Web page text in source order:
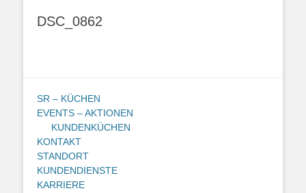
DSC_0862
SR – KÜCHEN
EVENTS – AKTIONEN
KUNDENKÜCHEN
KONTAKT
STANDORT
KUNDENDIENSTE
KARRIERE